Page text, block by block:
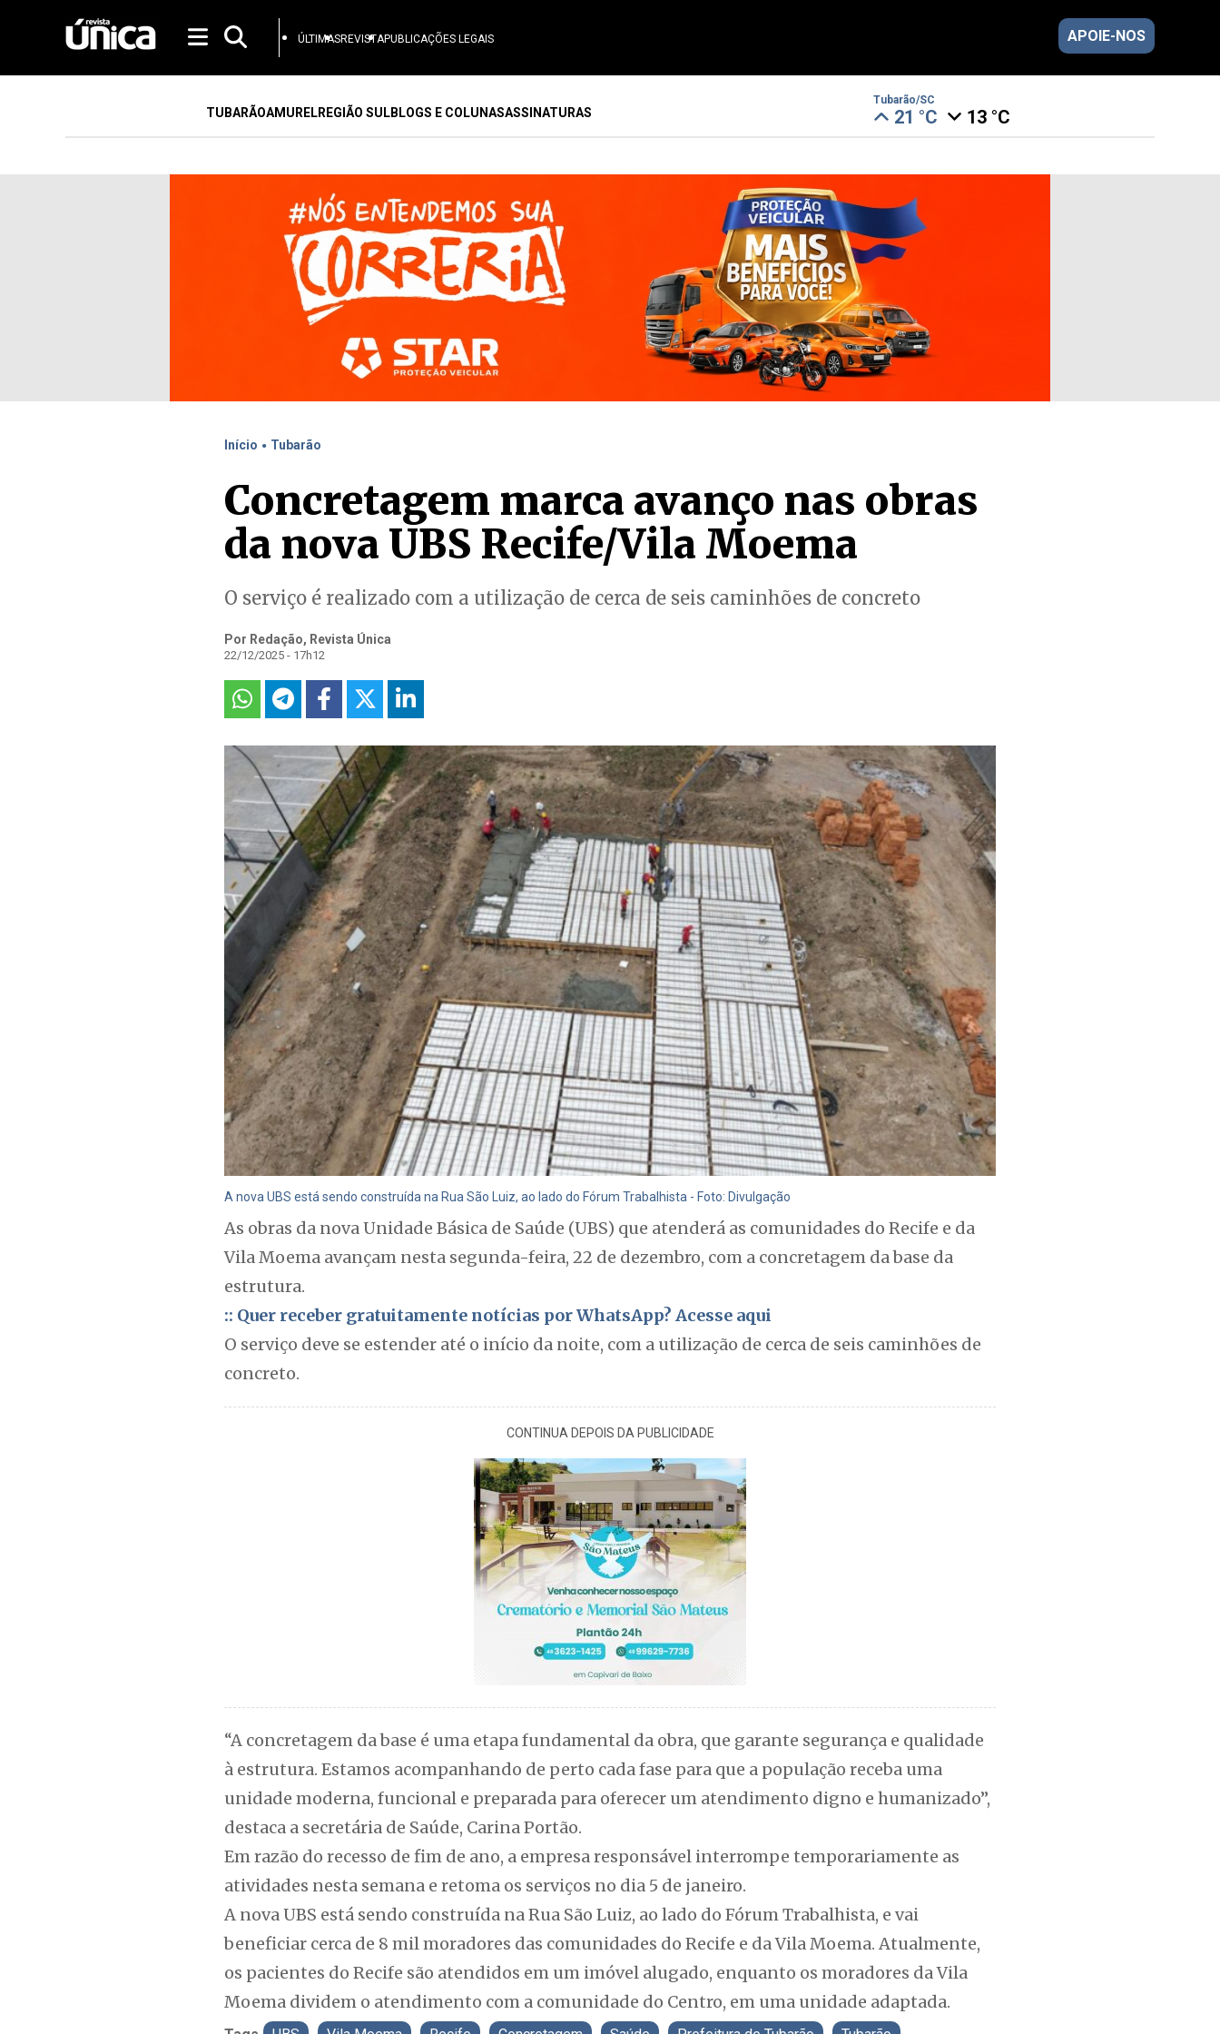
ÚLTIMASREVISTAPUBLICAÇÕES LEGAIS APOIE-NOS
TUBARÃOAMURELREGIÃO SULBLOGS E COLUNASASSINATURAS
Tubarão/SC
21 °C 13 °C
Início . Tubarão
Concretagem marca avanço nas obras
da nova UBS Recife/Vila Moema
O serviço é realizado com a utilização de cerca de seis caminhões de concreto
Por Redação, Revista Única
22/12/2025 - 17h12
A nova UBS está sendo construída na Rua São Luiz, ao lado do Fórum Trabalhista - Foto: Divulgação
As obras da nova Unidade Básica de Saúde (UBS) que atenderá as comunidades do Recife e da
Vila Moema avançam nesta segunda-feira, 22 de dezembro, com a concretagem da base da
estrutura.
:: Quer receber gratuitamente notícias por WhatsApp? Acesse aqui
O serviço deve se estender até o início da noite, com a utilização de cerca de seis caminhões de
concreto.
CONTINUA DEPOIS DA PUBLICIDADE
“A concretagem da base é uma etapa fundamental da obra, que garante segurança e qualidade
à estrutura. Estamos acompanhando de perto cada fase para que a população receba uma
unidade moderna, funcional e preparada para oferecer um atendimento digno e humanizado”,
destaca a secretária de Saúde, Carina Portão.
Em razão do recesso de fim de ano, a empresa responsável interrompe temporariamente as
atividades nesta semana e retoma os serviços no dia 5 de janeiro.
A nova UBS está sendo construída na Rua São Luiz, ao lado do Fórum Trabalhista, e vai
beneficiar cerca de 8 mil moradores das comunidades do Recife e da Vila Moema. Atualmente,
os pacientes do Recife são atendidos em um imóvel alugado, enquanto os moradores da Vila
Moema dividem o atendimento com a comunidade do Centro, em uma unidade adaptada.